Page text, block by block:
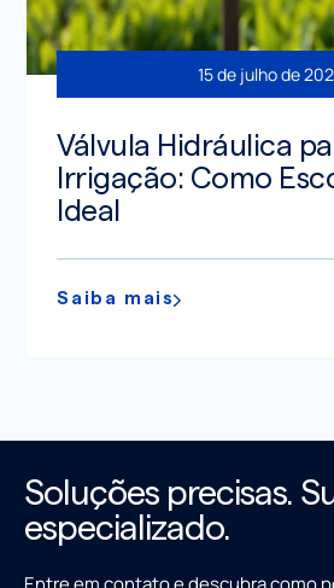
15 de julho de
Válvula Hidráulica
Irrigação: Como
Ideal
Saiba mais
Soluções precisas.
especializado.